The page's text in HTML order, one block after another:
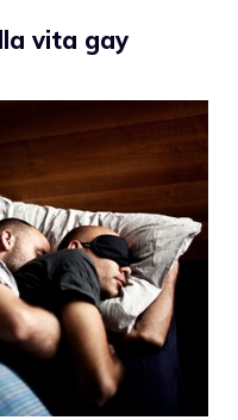
vita gay